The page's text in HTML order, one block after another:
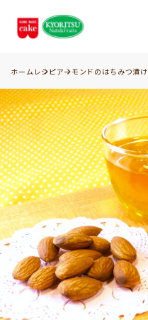
ホーム レシピアーモンドのはちみつ漬け